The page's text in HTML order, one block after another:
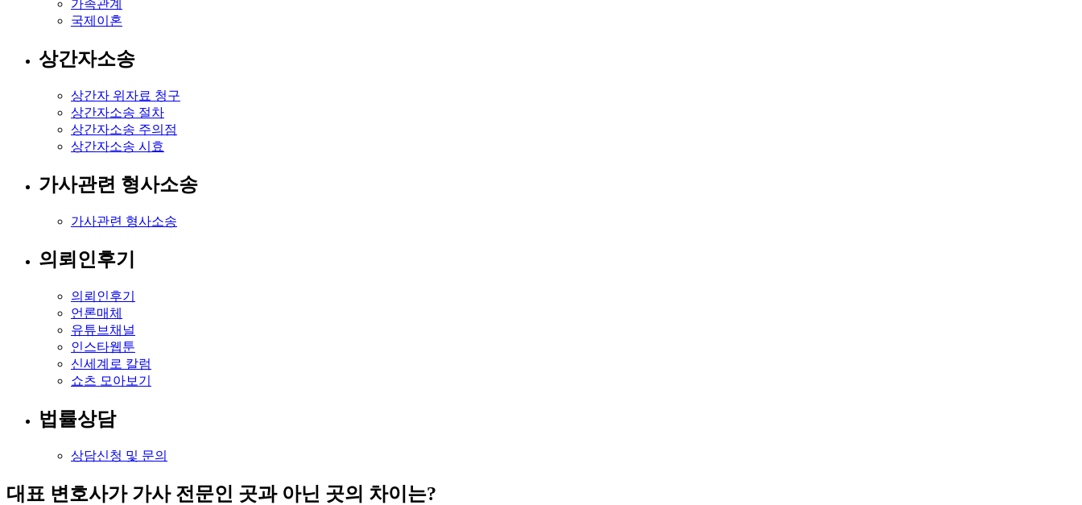
가족관계
국제이혼
상간자소송
상간자 위자료 청구
상간자소송 절차
상간자소송 주의점
상간자소송 시효
가사관련 형사소송
가사관련 형사소송
의뢰인후기
의뢰인후기
언론매체
유튜브채널
인스타웹툰
신세계로 칼럼
쇼츠 모아보기
법률상담
상담신청 및 문의
대표 변호사가 가사 전문인 곳과 아닌 곳의 차이는?